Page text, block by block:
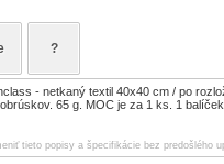
?
- netkaný textil 40x40 cm / po
65 g. MOC je za 1 ks. 1
tieto popisy a špecifikácie bez predošlého